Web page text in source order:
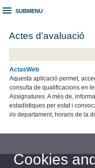
SUBMENU
Actes d'avaluació
ActasWeb
Aquesta aplicació permet,
consulta de qualificacions en
Assignatures. A més de,
estadístiques per estat i
i/o departament, horaris de la
Cookies